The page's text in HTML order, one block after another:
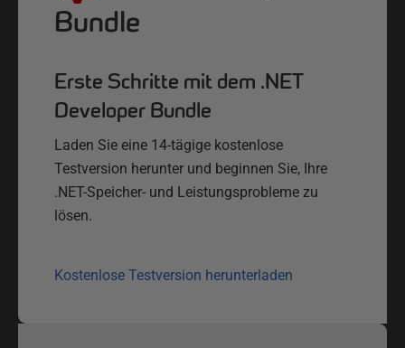
Bundle
Erste Schritte mit dem .NET
Developer Bundle
Laden Sie eine 14-tägige kostenlose
Testversion herunter und beginnen Sie, Ihre
.NET-Speicher- und Leistungsprobleme zu
lösen.
Kostenlose Testversion herunterladen